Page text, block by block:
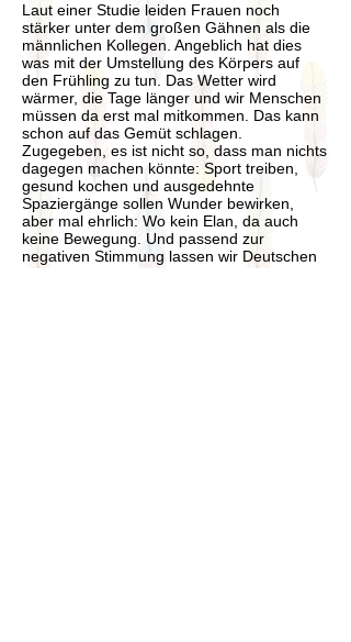
Laut einer Studie leiden Frauen noch
stärker unter dem großen Gähnen als die
männlichen Kollegen. Angeblich hat dies
was mit der Umstellung des Körpers auf
den Frühling zu tun. Das Wetter wird
wärmer, die Tage länger und wir Menschen
müssen da erst mal mitkommen. Das kann
schon auf das Gemüt schlagen.
Zugegeben, es ist nicht so, dass man nichts
dagegen machen könnte: Sport treiben,
gesund kochen und ausgedehnte
Spaziergänge sollen Wunder bewirken,
aber mal ehrlich: Wo kein Elan, da auch
keine Bewegung. Und passend zur
negativen Stimmung lassen wir Deutschen
unsere Energiereserven bei einigen